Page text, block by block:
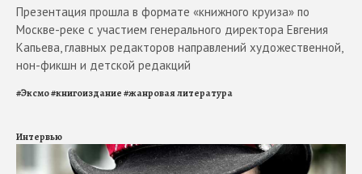
Презентация прошла в формате «книжного круиза» по
Москве-реке с участием генерального директора Евгения
Капьева, главных редакторов направлений художественной,
нон-фикшн и детской редакций
#Эксмо#книгоиздание#жанровая литература
Интервью